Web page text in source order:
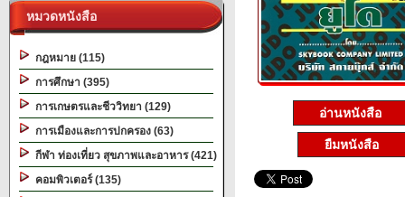
หมวดหนังสือ
กฎหมาย (115)
การศึกษา (395)
การเกษตรและชีววิทยา (129)
การเมืองและการปกครอง (63)
กีฬา ท่องเที่ยว สุขภาพและอาหาร (421)
คอมพิวเตอร์ (135)
อ่านหนังสือ
ยืมหนังสือ